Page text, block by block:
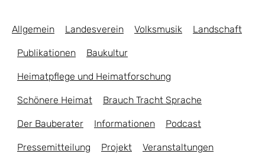
Allgemein Landesverein Volksmusik Landschaft
Publikationen Baukultur
Heimatpflege und Heimatforschung
Schönere Heimat Brauch Tracht Sprache
Der Bauberater Informationen Podcast
Pressemitteilung Projekt Veranstaltungen